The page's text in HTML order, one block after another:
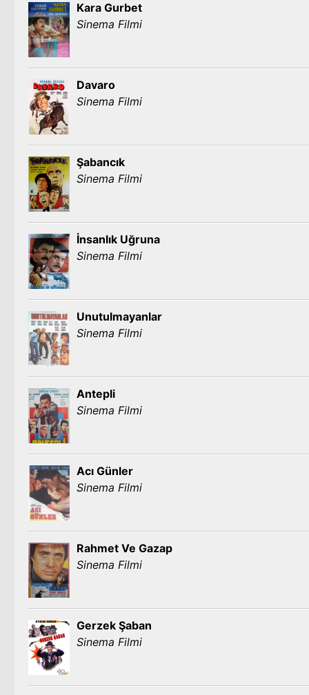
Kara Gurbet
Sinema Filmi
Davaro
Sinema Filmi
Şabancık
Sinema Filmi
İnsanlık Uğruna
Sinema Filmi
Unutulmayanlar
Sinema Filmi
Antepli
Sinema Filmi
Acı Günler
Sinema Filmi
Rahmet Ve Gazap
Sinema Filmi
Gerzek Şaban
Sinema Filmi